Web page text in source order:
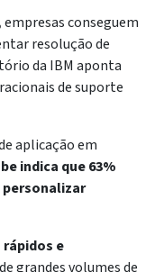
empresas conseguem
resolução de
da IBM aponta
de suporte
aplicação em
indica que 63%
personalizar
e
grandes volumes de